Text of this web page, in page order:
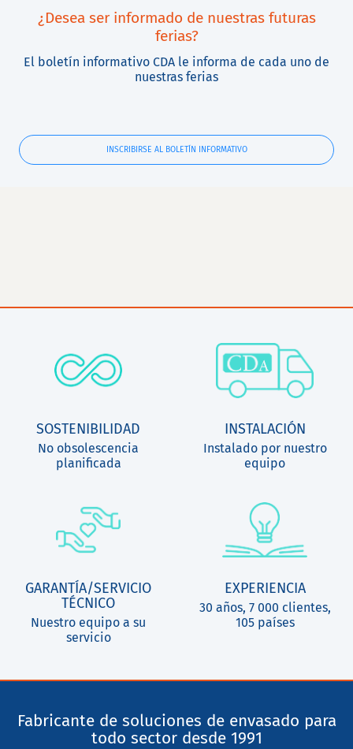
¿Desea ser informado de nuestras futuras
ferias?
El boletín informativo CDA le informa de cada uno de
nuestras ferias
INSCRIBIRSE AL BOLETÍN INFORMATIVO
SOSTENIBILIDAD
No obsolescencia
planificada
INSTALACIÓN
Instalado por nuestro
equipo
GARANTÍA/SERVICIO
TÉCNICO
Nuestro equipo a su
servicio
EXPERIENCIA
30 años, 7 000 clientes,
105 países
Fabricante de soluciones de envasado para
todo sector desde 1991